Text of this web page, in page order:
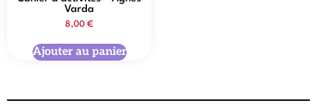
Varda
8,00 €
Ajouter au panier